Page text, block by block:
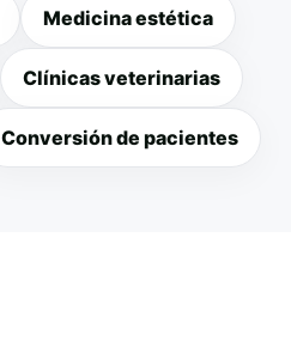
Medicina estética
Clínicas veterinarias
Conversión de pacientes